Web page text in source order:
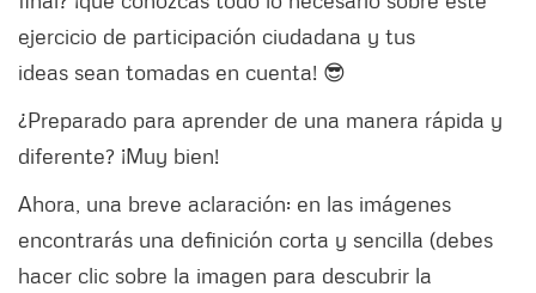
ejercicio de participación ciudadana y tus
ideas sean tomadas en cuenta! 😎
¿Preparado para aprender de una manera rápida y
diferente? ¡Muy bien!
Ahora, una breve aclaración: en las imágenes
encontrarás una definición corta y sencilla (debes
hacer clic sobre la imagen para descubrir la